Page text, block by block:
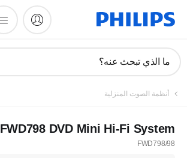
دعم
ما الذي تبحث عنه؟
أنظمة الصوت المنزلية
FWD798 DVD Mini Hi-Fi System
FWD798/98